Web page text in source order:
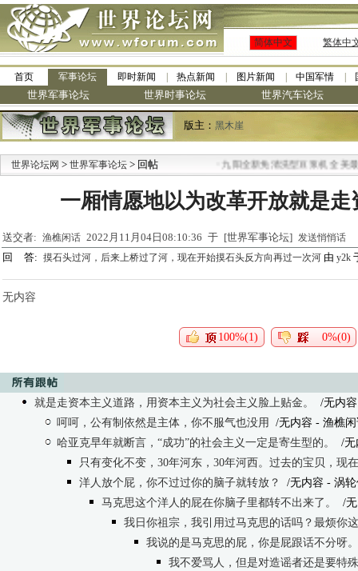
简体中文 繁体中
首页 军事论坛 即时新闻 热点新闻 图片新闻 中国军情
世界军事论坛 世界时事论坛 世界汽车论坛
版主： 黑木崖
世界论坛网 > 世界军事论坛 > 回帖 九阳全新免清洗型豆浆机 全美最低
一厢情愿地以为改革开放就是走
送交者: 渔樵闲话 2022月11月04日08:10:36 于 [世界军事论坛] 发送悄悄话
回 答: 摸石头过河，后来上桥过了河，现在开始摸石头反方向再过一次河 由 y2k
无内容
100%(1) 0%(0)
就是走资本主义道路，用资本主义为社会主义脸上贴金。
/无内容
呵呵，公有制依然是主体，你不服气也没用
/无内容 - 渔樵闲
哈亚克早年就断言，“成功”的社会主义一定是寄生型的。
/无
只有变化不变，30年河东，30年河西。过去的宝贝，现
洋人放个屁，你不过过你的脑子就转放？
/无内容 - 涡轮
马克思这个洋人的屁在你脑子里都转不出来了。
/
我日你祖宗，我引用过马克思的话吗？最烦你
我说的是马克思的屁，你是屁跟话不分呀。
我不爱骂人，但是对造谣者还是要特